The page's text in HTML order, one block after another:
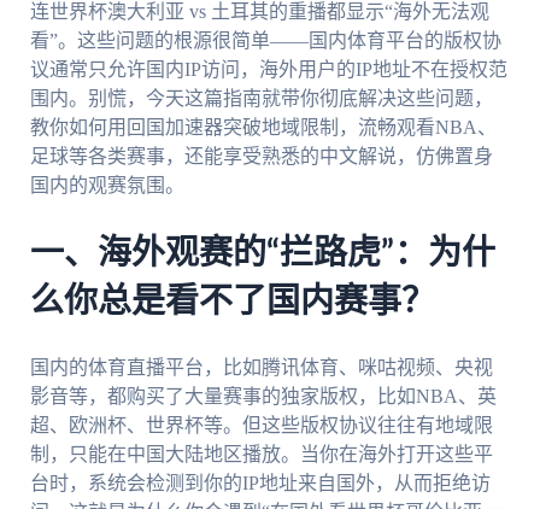
连世界杯澳大利亚 vs 土耳其的重播都显示“海外无法观
看”。这些问题的根源很简单——国内体育平台的版权协
议通常只允许国内IP访问，海外用户的IP地址不在授权范
围内。别慌，今天这篇指南就带你彻底解决这些问题，
教你如何用回国加速器突破地域限制，流畅观看NBA、
足球等各类赛事，还能享受熟悉的中文解说，仿佛置身
国内的观赛氛围。
一、海外观赛的“拦路虎”：为什
么你总是看不了国内赛事？
国内的体育直播平台，比如腾讯体育、咪咕视频、央视
影音等，都购买了大量赛事的独家版权，比如NBA、英
超、欧洲杯、世界杯等。但这些版权协议往往有地域限
制，只能在中国大陆地区播放。当你在海外打开这些平
台时，系统会检测到你的IP地址来自国外，从而拒绝访